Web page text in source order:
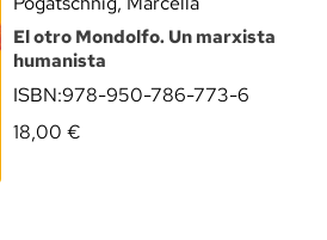
El otro Mondolfo. Un marxista
humanista
ISBN:978-950-786-773-6
18,00 €